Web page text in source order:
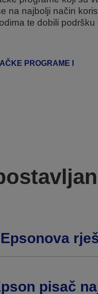
na najbolji način
te dobili podršku
PROGRAME I
pisač